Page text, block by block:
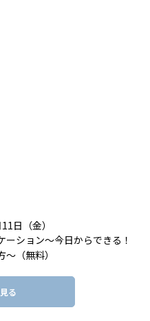
日（金）
ション～今日からできる！
（無料）
る